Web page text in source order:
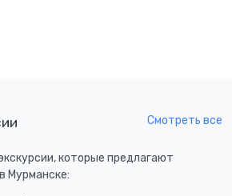
Смотреть все
которые предлагают
Мурманске: